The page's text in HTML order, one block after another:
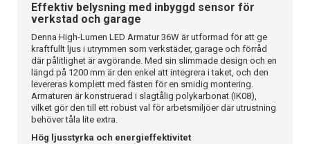
Effektiv belysning med inbyggd sensor för
verkstad och garage
Denna High-Lumen LED Armatur 36W är utformad för att ge
kraftfullt ljus i utrymmen som verkstäder, garage och förråd
där pålitlighet är avgörande. Med sin slimmade design och en
längd på 1200 mm är den enkel att integrera i taket, och den
levereras komplett med fästen för en smidig montering.
Armaturen är konstruerad i slagtålig polykarbonat (IK08),
vilket gör den till ett robust val för arbetsmiljöer där utrustning
behöver tåla lite extra.
Hög ljusstyrka och energieffektivitet